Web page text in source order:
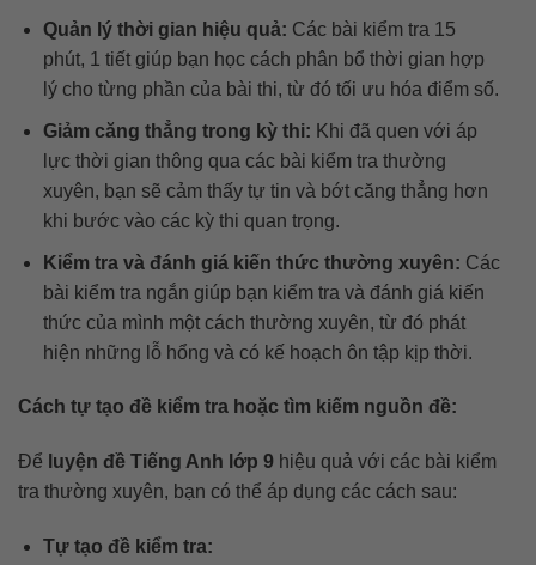
Quản lý thời gian hiệu quả: Các bài kiểm tra 15
phút, 1 tiết giúp bạn học cách phân bổ thời gian hợp
lý cho từng phần của bài thi, từ đó tối ưu hóa điểm số.
Giảm căng thẳng trong kỳ thi: Khi đã quen với áp
lực thời gian thông qua các bài kiểm tra thường
xuyên, bạn sẽ cảm thấy tự tin và bớt căng thẳng hơn
khi bước vào các kỳ thi quan trọng.
Kiểm tra và đánh giá kiến thức thường xuyên: Các
bài kiểm tra ngắn giúp bạn kiểm tra và đánh giá kiến
thức của mình một cách thường xuyên, từ đó phát
hiện những lỗ hổng và có kế hoạch ôn tập kịp thời.
Cách tự tạo đề kiểm tra hoặc tìm kiếm nguồn đề:
Để luyện đề Tiếng Anh lớp 9 hiệu quả với các bài kiểm
tra thường xuyên, bạn có thể áp dụng các cách sau:
Tự tạo đề kiểm tra: